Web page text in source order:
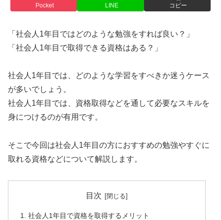
Pocket LINE コピー
「社会人1年目ではどのような勉強をすれば良い？」
「社会人1年目で取得できる資格はある？」
社会人1年目では、どのような学習をすべきか迷うケース
が多いでしょう。
社会人1年目では、資格取得などを通して必要なスキルを
身につけるのが有用です。
そこで今回は社会人1年目の方におすすめの勉強やすぐに
取れる資格などについて解説します。
目次
社会人1年目で資格を取得するメリット